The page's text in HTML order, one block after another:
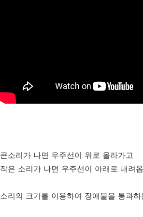
큰소리가 나면 우주선이 위로 올라가고
작은 소리가 나면 우주선이 아래로 내려
소리의 크기를 이용하여 장애물을 통과